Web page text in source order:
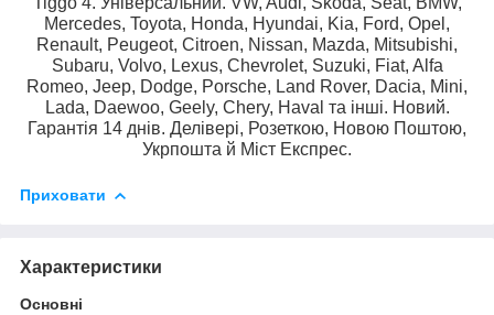
Mercedes, Toyota, Honda, Hyundai, Kia, Ford, Opel,
Renault, Peugeot, Citroen, Nissan, Mazda, Mitsubishi,
Subaru, Volvo, Lexus, Chevrolet, Suzuki, Fiat, Alfa
Romeo, Jeep, Dodge, Porsche, Land Rover, Dacia, Mini,
Lada, Daewoo, Geely, Chery, Haval та інші. Новий.
Гарантія 14 днів. Делівері, Розеткою, Новою Поштою,
Укрпошта й Міст Експрес.
Приховати
Характеристики
Основні